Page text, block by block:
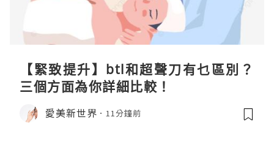
【緊致提升】btl和超聲刀有乜區別？
三個方面為你詳細比較！
愛美新世界 11分鐘前